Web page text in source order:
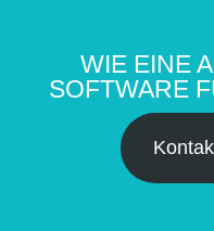
WIE EINE
SOFTWARE